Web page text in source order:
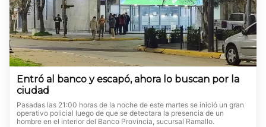
Entró al banco y escapó, ahora lo buscan por la
ciudad
Pasadas las 21:00 horas de la noche de este martes se inició un gran
operativo policial luego de que se detectara la presencia de un
hombre en el interior del Banco Provincia, sucursal Ramallo.